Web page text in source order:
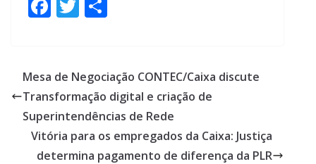
b
o
o
k
er e
Mesa de Negociação CONTEC/Caixa discute
Transformação digital e criação de
Superintendências de Rede
Vitória para os empregados da Caixa: Justiça
determina pagamento de diferença da PLR